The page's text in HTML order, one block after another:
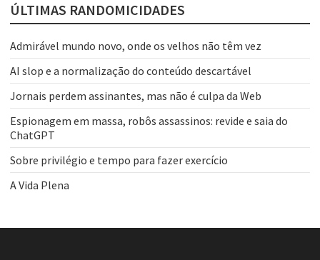
ÚLTIMAS RANDOMICIDADES
Admirável mundo novo, onde os velhos não têm vez
AI slop e a normalização do conteúdo descartável
Jornais perdem assinantes, mas não é culpa da Web
Espionagem em massa, robôs assassinos: revide e saia do
ChatGPT
Sobre privilégio e tempo para fazer exercício
A Vida Plena